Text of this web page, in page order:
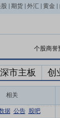
期货 外汇 黄金
个股商誉
深市主板 创
相关
据 公告 股吧